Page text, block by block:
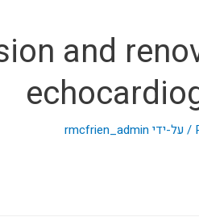
and
/ על-ידיrmcfrien_admin